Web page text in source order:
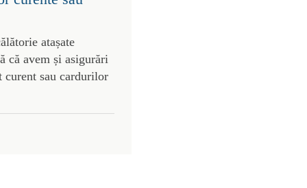
atașate
că avem și asigurări
curent sau cardurilor